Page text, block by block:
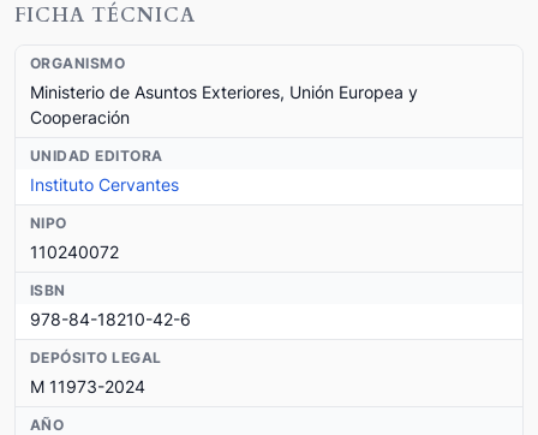
FICHA TÉCNICA
ORGANISMO
Ministerio de Asuntos Exteriores, Unión Europea y
Cooperación
UNIDAD EDITORA
Instituto Cervantes
NIPO
110240072
ISBN
978-84-18210-42-6
DEPÓSITO LEGAL
M 11973-2024
AÑO